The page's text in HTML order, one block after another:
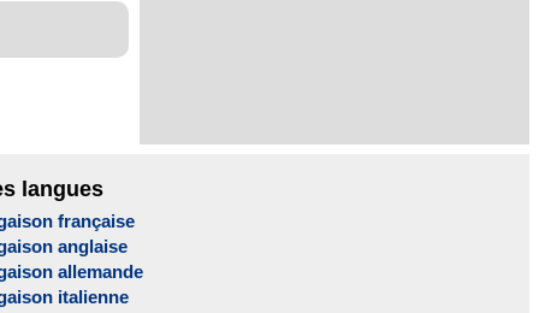
langues
française
anglaise
allemande
italienne